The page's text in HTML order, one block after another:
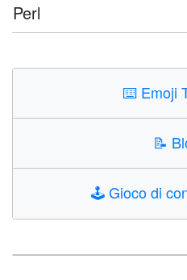
Perl
⌨️ Emoji
📝
🕹️Gioco di